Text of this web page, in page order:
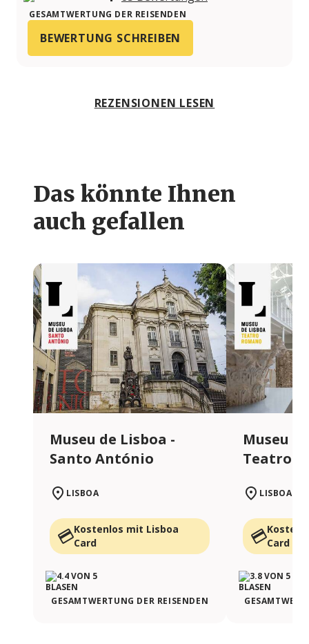
GESAMTWERTUNG DER REISENDEN
BEWERTUNG SCHREIBEN
REZENSIONEN LESEN
Das könnte Ihnen
auch gefallen
Museu de Lisboa -
Santo António
LISBOA
Kostenlos mit Lisboa
Card
GESAMTWERTUNG DER REISENDEN
Museu
Teatro
LISBOA
Card